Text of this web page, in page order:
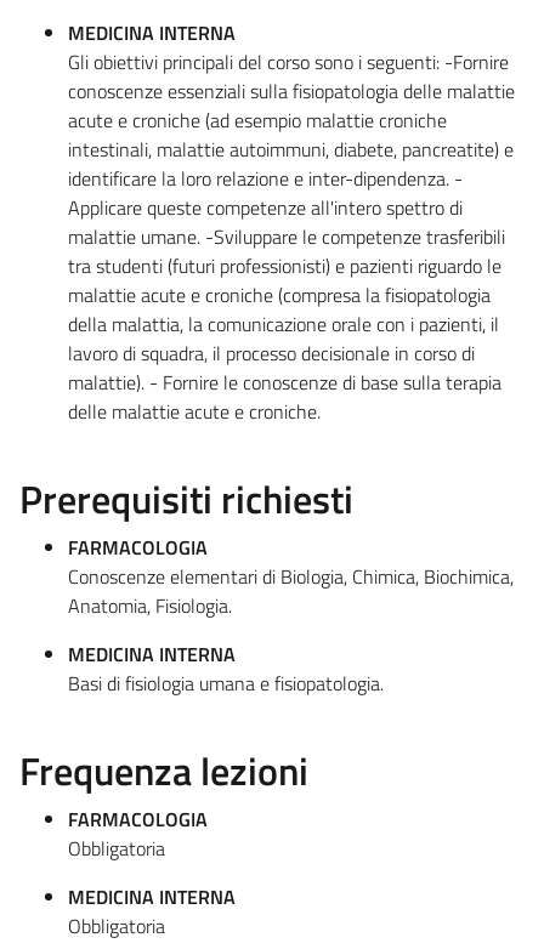
MEDICINA INTERNA
Gli obiettivi principali del corso sono i seguenti: -Fornire
conoscenze essenziali sulla fisiopatologia delle malattie
acute e croniche (ad esempio malattie croniche
intestinali, malattie autoimmuni, diabete, pancreatite) e
identificare la loro relazione e inter-dipendenza. -
Applicare queste competenze all'intero spettro di
malattie umane. -Sviluppare le competenze trasferibili
tra studenti (futuri professionisti) e pazienti riguardo le
malattie acute e croniche (compresa la fisiopatologia
della malattia, la comunicazione orale con i pazienti, il
lavoro di squadra, il processo decisionale in corso di
malattie). - Fornire le conoscenze di base sulla terapia
delle malattie acute e croniche.
Prerequisiti richiesti
FARMACOLOGIA
Conoscenze elementari di Biologia, Chimica, Biochimica,
Anatomia, Fisiologia.
MEDICINA INTERNA
Basi di fisiologia umana e fisiopatologia.
Frequenza lezioni
FARMACOLOGIA
Obbligatoria
MEDICINA INTERNA
Obbligatoria